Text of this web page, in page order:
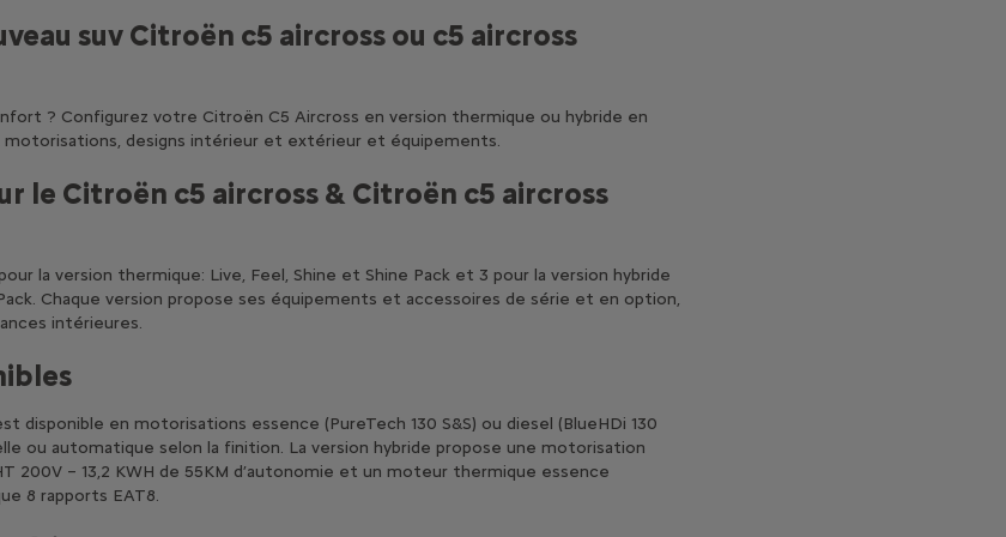
suv Citroën c5 aircross ou c5 aircross
? Configurez votre Citroën C5 Aircross en version thermique ou hybride en
motorisations, designs intérieur et extérieur et équipements.
le Citroën c5 aircross & Citroën c5 aircross
la version thermique: Live, Feel, Shine et Shine Pack et 3 pour la version hybride
Chaque version propose ses équipements et accessoires de série et en option,
intérieures.
disponible en motorisations essence (PureTech 130 S&S) ou diesel (BlueHDi 130
ou automatique selon la finition. La version hybride propose une motorisation
200V – 13,2 KWH de 55KM d’autonomie et un moteur thermique essence
8 rapports EAT8.